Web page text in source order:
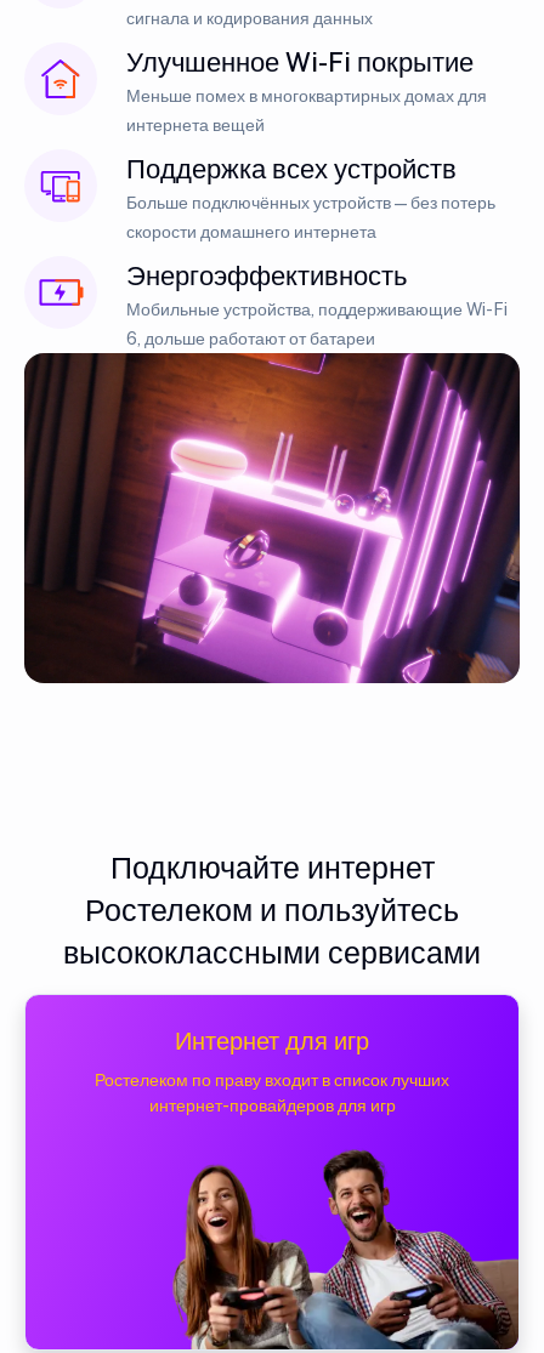
сигнала и кодирования данных
Улучшенное Wi-Fi покрытие
Меньше помех в многоквартирных домах для
интернета вещей
Поддержка всех устройств
Больше подключённых устройств — без потерь
скорости домашнего интернета
Энергоэффективность
Мобильные устройства, поддерживающие Wi-Fi
6, дольше работают от батареи
Подключайте интернет
Ростелеком и пользуйтесь
высококлассными сервисами
Интернет для игр
Ростелеком по праву входит в список лучших
интернет-провайдеров для игр